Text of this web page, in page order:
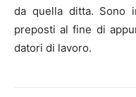
da quella ditta. Sono
preposti al fine di
datori di lavoro.